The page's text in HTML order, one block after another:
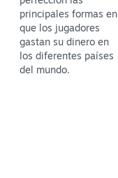
principales formas en
que los jugadores
gastan su dinero en
los diferentes países
del mundo.